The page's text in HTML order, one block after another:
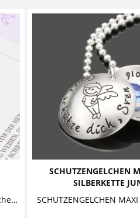
ICHTHYS 2.0 KREUZ Taufkette in Geschenkbox Diese zauberhafte Taufkette mit Gravur besteht aus einem personalisierten Anhänger, aus dessen...
SCHUTZENGELCHEN
SILBERKETTE